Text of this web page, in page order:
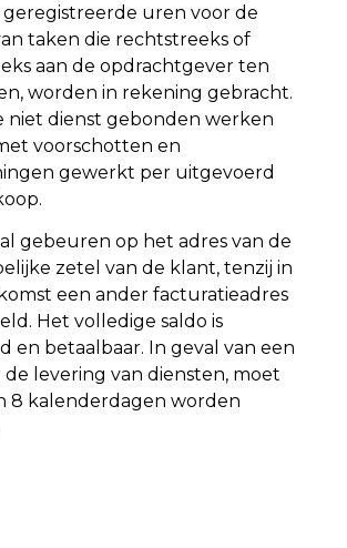
geregistreerde uren voor de
taken die rechtstreeks of
aan de opdrachtgever ten
worden in rekening gebracht.
niet dienst gebonden werken
voorschotten en
gewerkt per uitgevoerd
gebeuren op het adres van de
zetel van de klant, tenzij in
een ander facturatieadres
Het volledige saldo is
en betaalbaar. In geval van een
de levering van diensten, moet
8 kalenderdagen worden